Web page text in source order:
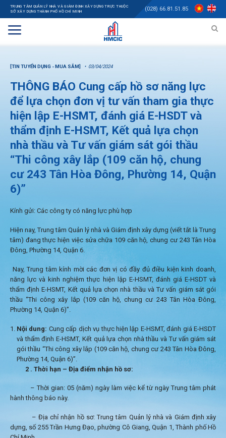
TRUNG TÂM QUẢN LÝ NHÀ VÀ GIÁM ĐỊNH XÂY DỰNG TRỰC THUỘC
SỞ XÂY DỰNG THÀNH PHỐ HỒ CHÍ MINH
(028) 66.81.51.85
[TIN TUYỂN DỤNG - MUA SẮM] 03/04/2024
THÔNG BÁO Cung cấp hồ sơ năng lực
để lựa chọn đơn vị tư vấn tham gia thực
hiện lập E-HSMT, đánh giá E-HSDT và
thẩm định E-HSMT, Kết quả lựa chọn
nhà thầu và Tư vấn giám sát gói thầu
“Thi công xây lắp (109 căn hộ, chung
cư 243 Tân Hòa Đông, Phường 14, Quận
6)”
Kính gửi: Các công ty có năng lực phù hợp
Hiện nay, Trung tâm Quản lý nhà và Giám định xây dựng (viết tắt là Trung
tâm) đang thực hiện việc sửa chữa 109 căn hộ, chung cư 243 Tân Hòa
Đông, Phường 14, Quận 6.
Nay, Trung tâm kính mời các đơn vị có đầy đủ điều kiện kinh doanh,
năng lực và kinh nghiệm thực hiện lập E-HSMT, đánh giá E-HSDT và
thẩm định E-HSMT, Kết quả lựa chọn nhà thầu và Tư vấn giám sát gói
thầu “Thi công xây lắp (109 căn hộ, chung cư 243 Tân Hòa Đông,
Phường 14, Quận 6)”.
Nội dung: Cung cấp dịch vụ thực hiện lập E-HSMT, đánh giá E-HSDT
và thẩm định E-HSMT, Kết quả lựa chọn nhà thầu và Tư vấn giám sát
gói thầu “Thi công xây lắp (109 căn hộ, chung cư 243 Tân Hòa Đông,
Phường 14, Quận 6)”.
2 . Thời hạn – Địa điểm nhận hồ sơ:
– Thời gian: 05 (năm) ngày làm việc kể từ ngày Trung tâm phát
hành thông báo này.
– Địa chỉ nhận hồ sơ: Trung tâm Quản lý nhà và Giám định xây
dựng, số 255 Trần Hưng Đạo, phường Cô Giang, Quận 1, Thành phố Hồ